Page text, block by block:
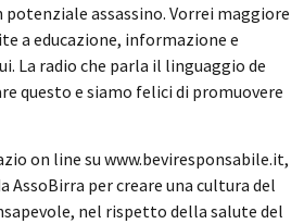
assassino. Vorrei maggiore
a educazione, informazione e
La radio che parla il linguaggio de
questo e siamo felici di promuovere
on line su www.beviresponsabile.it,
per creare una cultura del
nel rispetto della salute del